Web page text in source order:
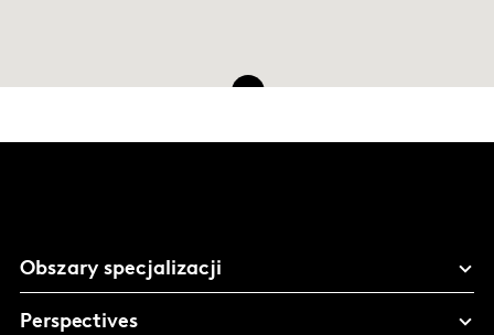
Obszary specjalizacji
Perspectives